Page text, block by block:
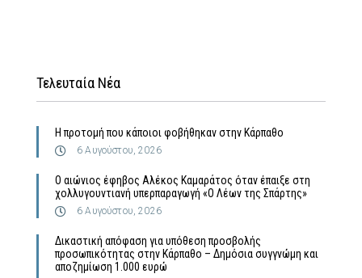
Τελευταία Νέα
Η προτομή που κάποιοι φοβήθηκαν στην Κάρπαθο
6 Αυγούστου, 2026
Ο αιώνιος έφηβος Αλέκος Καμαράτος όταν έπαιξε στη
χολλυγουντιανή υπερπαραγωγή «Ο Λέων της Σπάρτης»
6 Αυγούστου, 2026
Δικαστική απόφαση για υπόθεση προσβολής
προσωπικότητας στην Κάρπαθο – Δημόσια συγγνώμη και
αποζημίωση 1.000 ευρώ